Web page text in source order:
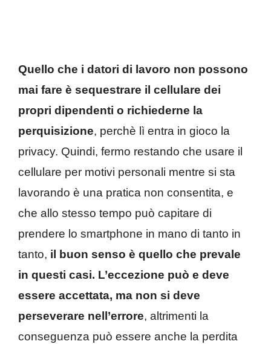
Quello che i datori di lavoro non possono
mai fare è sequestrare il cellulare dei
propri dipendenti o richiederne la
perquisizione, perchè lì entra in gioco la
privacy. Quindi, fermo restando che usare il
cellulare per motivi personali mentre si sta
lavorando è una pratica non consentita, e
che allo stesso tempo può capitare di
prendere lo smartphone in mano di tanto in
tanto, il buon senso è quello che prevale
in questi casi. L’eccezione può e deve
essere accettata, ma non si deve
perseverare nell’errore, altrimenti la
conseguenza può essere anche la perdita